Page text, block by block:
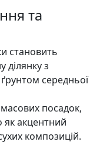
та
становить
ділянку з
середньої
посадок,
як акцентний
композицій.